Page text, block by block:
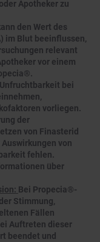
Apotheker zu
den Wert des
im Blut beeinflussen,
relevant
vor einem
bei
vorliegen.
der
von Finasterid
von
fehlen.
über
Bei Propecia®-
Stimmung,
Fällen
Auftreten dieser
beendet und